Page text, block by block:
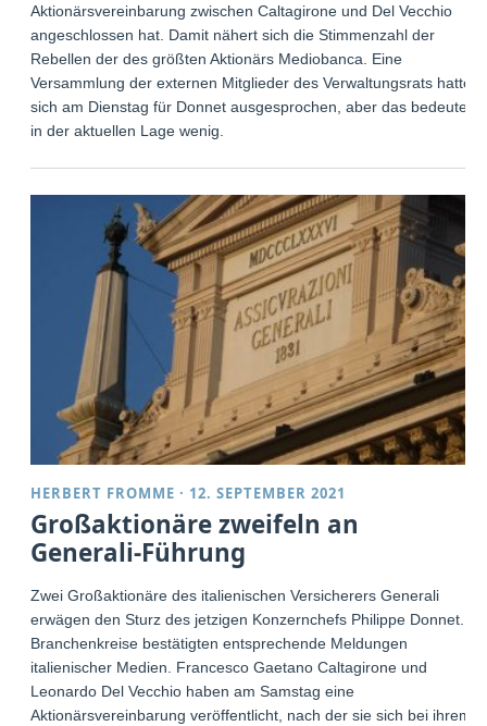
Aktionärsvereinbarung zwischen Caltagirone und Del Vecchio
angeschlossen hat. Damit nähert sich die Stimmenzahl der
Rebellen der des größten Aktionärs Mediobanca. Eine
Versammlung der externen Mitglieder des Verwaltungsrats hatte
sich am Dienstag für Donnet ausgesprochen, aber das bedeutet
in der aktuellen Lage wenig.
HERBERT FROMME · 12. SEPTEMBER 2021
Großaktionäre zweifeln an
Generali-Führung
Zwei Großaktionäre des italienischen Versicherers Generali
erwägen den Sturz des jetzigen Konzernchefs Philippe Donnet.
Branchenkreise bestätigten entsprechende Meldungen
italienischer Medien. Francesco Gaetano Caltagirone und
Leonardo Del Vecchio haben am Samstag eine
Aktionärsvereinbarung veröffentlicht, nach der sie sich bei ihrem